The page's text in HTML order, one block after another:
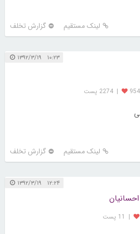
لینک مستقیم گزارش تخلف
۱۰:۲۳ ۱۳۹۲/۳/۱۹
954
| 2274 پست
لینک مستقیم گزارش تخلف
۱۲:۲۴ ۱۳۹۲/۳/۱۹
| 11 پست